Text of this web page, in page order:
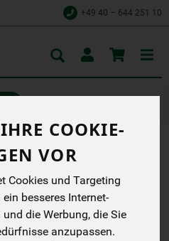
COOKIE-
VOR
Cookies und Targeting
besseres Internet-
die Werbung, die Sie
anzupassen.
+49 40 – 644 251 10
---
ca. 11,00 € * /
Handobst
inkl. 7% MwSt.
Toggle
cart